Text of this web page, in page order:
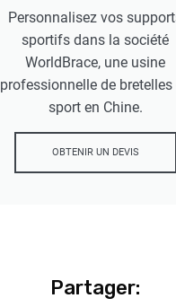
Personnalisez vos
sportifs dans la société
WorldBrace, une usine
professionnelle de bretelles
sport en Chine.
OBTENIR UN DEVIS
Partager: